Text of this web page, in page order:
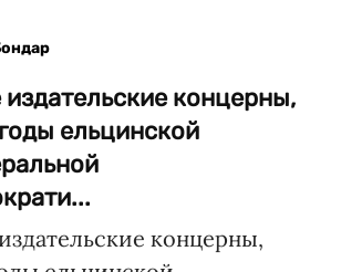
концерны,
ельцинской
концерны,